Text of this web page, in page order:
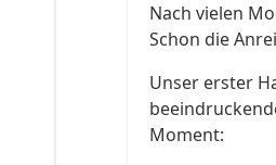
Nach vielen
Schon die
Unser erster
Moment: